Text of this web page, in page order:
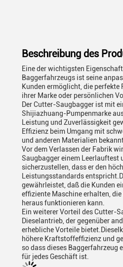
Beschreibung des
Eine der wichtigsten
Baggerfahrzeugs ist seine
Kunden ermöglicht, die perfekte
ihrer Marke oder persönlichen
Der Cutter-Saugbagger ist mit
Shijiazhuang-Pumpenmarke
Leistung und Zuverlässigkeit
Effizienz beim Umgang mit
und anderen Materialien
Vor dem Verlassen der Fabrik
Saugbagger einem Leerlauftest
sicherzustellen, dass er den
Leistungsstandards
gewährleistet, daß die Kunden
effiziente Maschine erhalten,
heraus funktionieren kann.
Ein weiterer Vorteil des Cutter-
Dieselantrieb, der gegenüber
erhebliche Vorteile
höhere Kraftstoffeffizienz und
so dass dieses Baggerfahrzeug
für jedes Geschäft ist.